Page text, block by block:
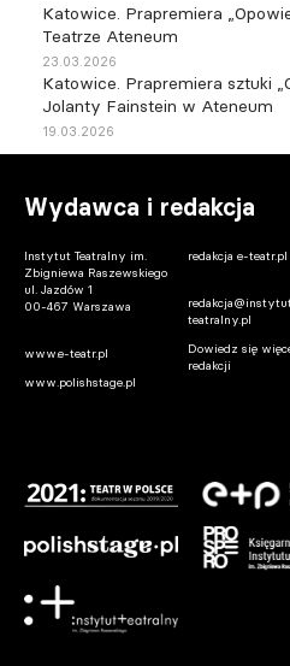
Katowice. Prapremiera
Teatrze Ateneum
23.03.2026
Katowice. Prapremiera sztuki
Jolanty Fainstein w Ateneum
19.03.2026
Wydawca i redakcja
Instytut Teatralny im.
Zbigniewa Raszewskiego
ul. Jazdów 1
00-467 Warszawa
www.e-teatr.pl
www.polishstage.pl
redakcja e-teatr.pl
teatralny.pl
Dowiedz się
redakcji